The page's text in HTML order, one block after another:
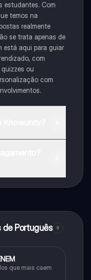
estudantes. Com
temos na
realmente
se trata apenas de
está aqui para guiar
com
ou
com
de Português 9
que mais caem